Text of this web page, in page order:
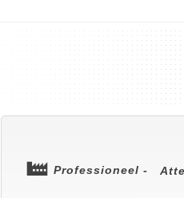
Professioneel -